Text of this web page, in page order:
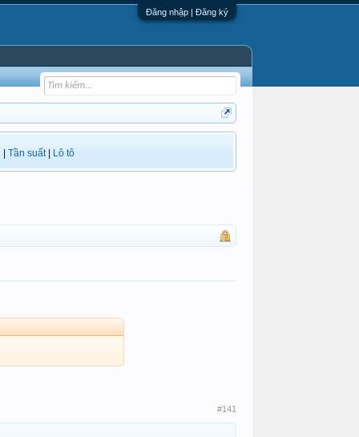
Đăng nhập | Đăng ký
Tần suất| Lô tô
#141